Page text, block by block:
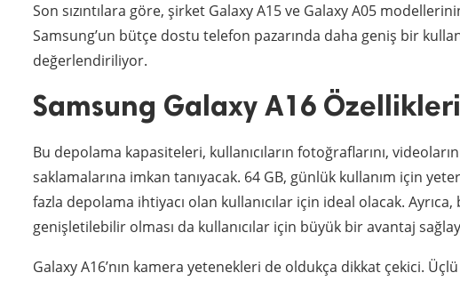
Son sızıntılara göre, şirket Galaxy A15 ve Galaxy A05
Samsung’un bütçe dostu telefon pazarında daha geniş bir
değerlendiriliyor.
Samsung Galaxy A16 Özellikleri
Bu depolama kapasiteleri, kullanıcıların fotoğraflarını,
saklamalarına imkan tanıyacak. 64 GB, günlük kullanım için
fazla depolama ihtiyacı olan kullanıcılar için ideal olacak.
genişletilebilir olması da kullanıcılar için büyük bir avantaj
Galaxy A16’nın kamera yetenekleri de oldukça dikkat çekici.